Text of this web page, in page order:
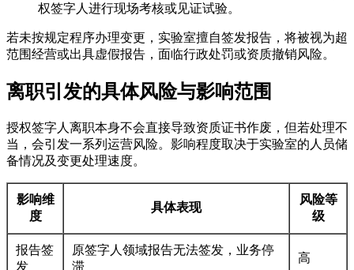
权签字人进行现场考核或见证试验。
若未按规定程序办理变更，实验室擅自签发报告，将被视为超
范围经营或出具虚假报告，面临行政处罚或资质撤销风险。
离职引发的具体风险与影响范围
授权签字人离职本身不会直接导致资质证书作废，但若处理不
当，会引发一系列运营风险。影响程度取决于实验室的人员储
备情况及变更处理速度。
影响维
度
具体表现
风险等
级
报告签
发
原签字人领域报告无法签发，业务停
滞
高